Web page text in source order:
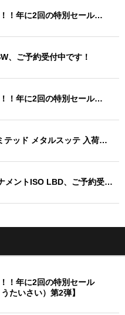
！年に2回の特別セール…
、ご予約受付中です！
！年に2回の特別セール…
テッド メタルスッテ 入荷…
メントISO LBD、ご予約受…
！年に2回の特別セール
たいさい）第2弾】